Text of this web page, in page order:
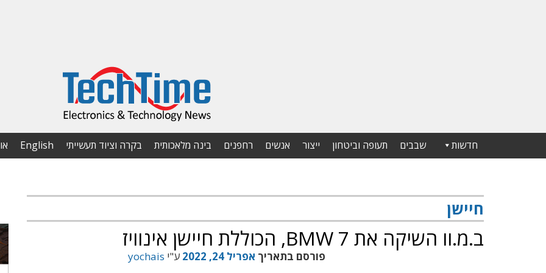
חדשות שבבים תעופה וביטחון ייצור אנשים רחפנים בינה מלאכותית בקרה וציוד תעשייתי English
חיישן
ב.מ.וו השיקה את BMW 7, הכוללת חיישן אינוויז
פורסם בתאריך אפריל 24, 2022 ע"י yochais